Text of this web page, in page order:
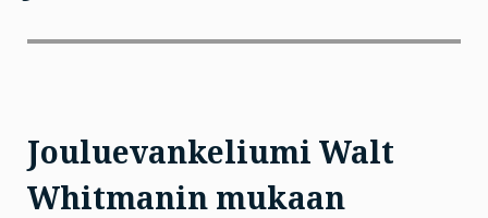
Jouluevankeliumi Walt
Whitmanin mukaan